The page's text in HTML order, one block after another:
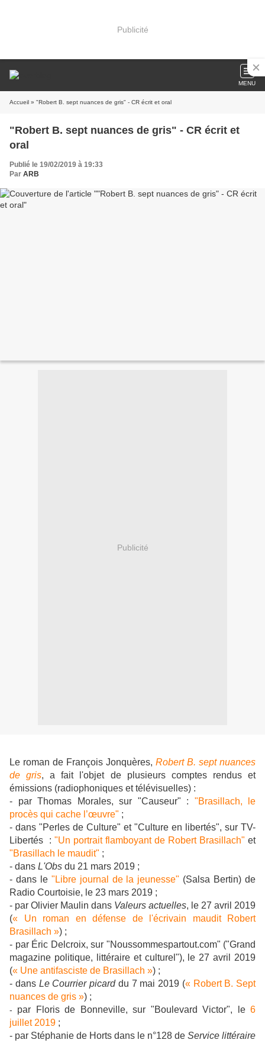
Publicité
MENU
Accueil » "Robert B. sept nuances de gris" - CR écrit et oral
"Robert B. sept nuances de gris" - CR écrit et
oral
Publié le 19/02/2019 à 19:33
Par ARB
Publicité
Le roman de François Jonquères, Robert B. sept nuances
de gris, a fait l'objet de plusieurs comptes rendus et
émissions (radiophoniques et télévisuelles) :
- par Thomas Morales, sur "Causeur" : "Brasillach, le
procès qui cache l’œuvre" ;
- dans "Perles de Culture" et "Culture en libertés", sur TV-
Libertés : "Un portrait flamboyant de Robert Brasillach" et
"Brasillach le maudit" ;
- dans L'Obs du 21 mars 2019 ;
- dans le "Libre journal de la jeunesse" (Salsa Bertin) de
Radio Courtoisie, le 23 mars 2019 ;
- par Olivier Maulin dans Valeurs actuelles, le 27 avril 2019
(« Un roman en défense de l'écrivain maudit Robert
Brasillach ») ;
- par Éric Delcroix, sur "Noussommespartout.com" ("Grand
magazine politique, littéraire et culturel"), le 27 avril 2019
(« Une antifasciste de Brasillach ») ;
- dans Le Courrier picard du 7 mai 2019 (« Robert B. Sept
nuances de gris ») ;
- par Floris de Bonneville, sur "Boulevard Victor", le 6
juillet 2019 ;
- par Stéphanie de Horts dans le n°128 de Service littéraire